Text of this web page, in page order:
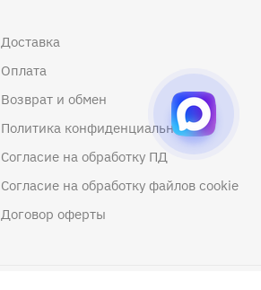
Доставка
Оплата
Возврат и обмен
Политика конфиденциальности
Согласие на обработку ПД
Согласие на обработку файлов cookie
Договор оферты